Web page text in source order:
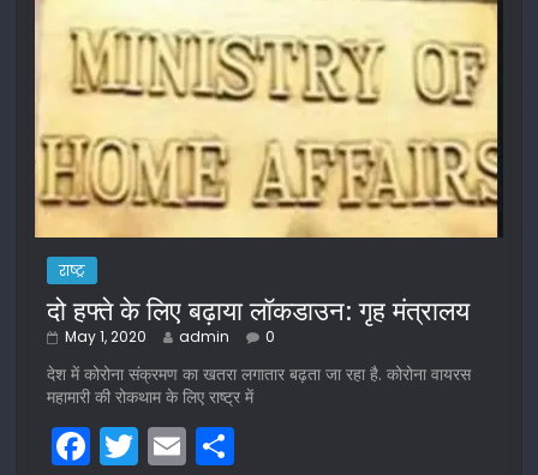
राष्ट्र
दो हफ्ते के लिए बढ़ाया लॉकडाउन: गृह मंत्रालय
May 1, 2020 admin 0
देश में कोरोना संक्रमण का खतरा लगातार बढ़ता जा रहा है. कोरोना वायरस
महामारी की रोकथाम के लिए राष्ट्र में
F T E